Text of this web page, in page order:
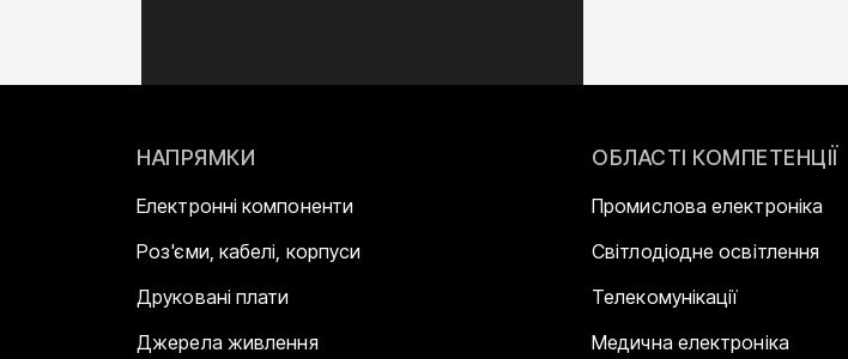
НАПРЯМКИ
Електронні компоненти
Роз'єми, кабелі, корпуси
Друковані плати
Джерела живлення
ОБЛАСТІ КОМПЕТЕНЦІЇ
Промислова електроніка
Світлодіодне освітлення
Телекомунікації
Медична електроніка